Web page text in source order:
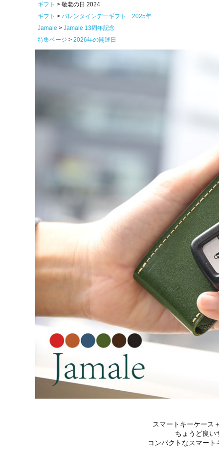
ギフト
敬老の日 2024
ギフト
バレンタインデーギフト 2025年
Jamale
Jamale 13周年記念
特集ページ
2026年の開運日
スマートキーケース
ちょうど良い
コンパクトなスマート